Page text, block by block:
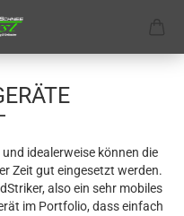
idealerweise können die
Zeit gut eingesetzt werden.
also ein sehr mobiles
im Portfolio, dass einfach